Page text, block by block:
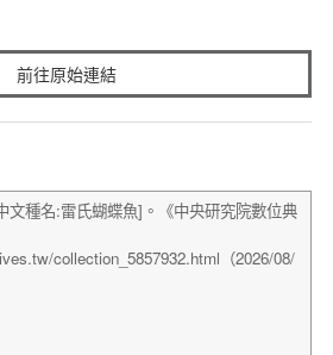
前往原始連結